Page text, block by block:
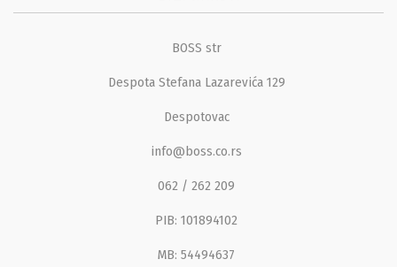
BOSS str
Despota Stefana Lazarevića 129
Despotovac
info@boss.co.rs
062 / 262 209
PIB: 101894102
MB: 54494637